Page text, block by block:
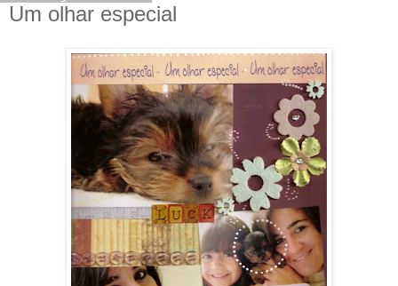
Um olhar especial